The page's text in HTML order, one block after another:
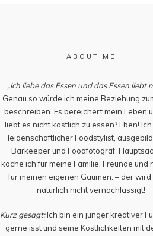
ABOUT ME
„Ich liebe das Essen und das Essen liebt
Genau so würde ich meine Beziehung
beschreiben. Es bereichert mein Leben
liebt es nicht köstlich zu essen? Eben!
leidenschaftlicher Foodstylist,
Barkeeper und Foodfotograf.
koche ich für meine Familie, Freunde und
für meinen eigenen Gaumen. – der wird
natürlich nicht vernachlässigt!
Kurz gesagt:Ich bin ein junger kreativer
gerne isst und seine Köstlichkeiten mit